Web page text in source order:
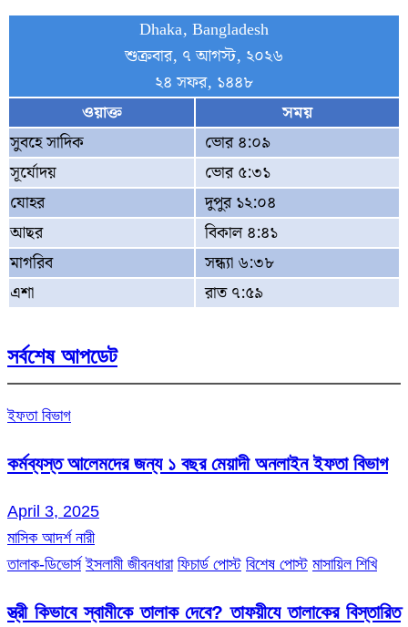
Dhaka, Bangladesh
শুক্রবার, ৭ আগস্ট, ২০২৬
২৪ সফর, ১৪৪৮
ওয়াক্ত
সময়
সুবহে সাদিক
ভোর ৪:০৯
সূর্যোদয়
ভোর ৫:৩১
যোহর
দুপুর ১২:০৪
আছর
বিকাল ৪:৪১
মাগরিব
সন্ধ্যা ৬:৩৮
এশা
রাত ৭:৫৯
সর্বশেষ আপডেট
ইফতা বিভাগ
কর্মব্যস্ত আলেমদের জন্য ১ বছর মেয়াদী অনলাইন ইফতা বিভাগ
April 3, 2025
মাসিক আদর্শ নারী
তালাক-ডিভোর্স ইসলামী জীবনধারা ফিচার্ড পোস্ট বিশেষ পোস্ট মাসায়িল শিখি
স্ত্রী কিভাবে স্বামীকে তালাক দেবে? তাফয়ীযে তালাকের বিস্তারিত